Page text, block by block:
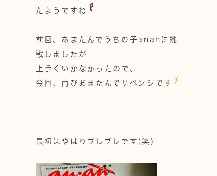
たようですね
前回、あまたんで うちの子anan に挑
戦しましたが
上手くいかなかったので、
今回、再びあまたんでリベンジです
最初はやはりブレブレです(笑)